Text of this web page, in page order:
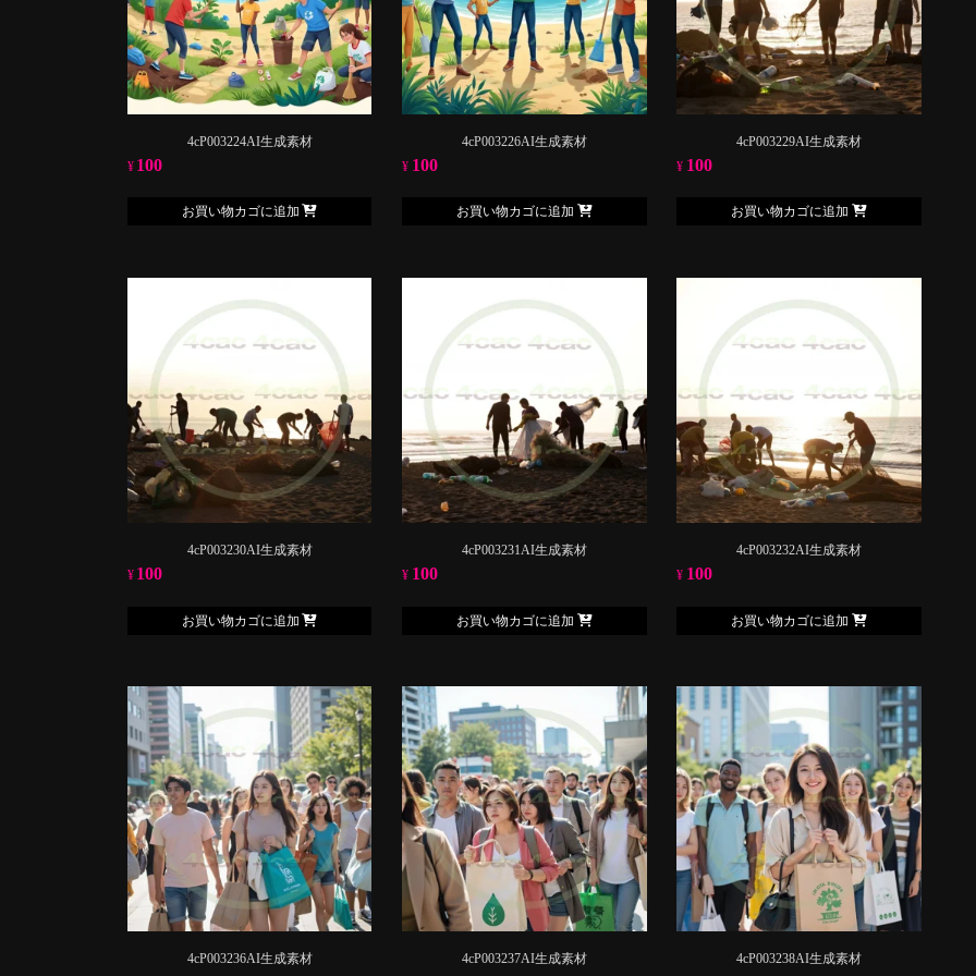
4cP003224AI生成素材
¥ 100
お買い物カゴに追加
4cP003226AI生成素材
¥ 100
お買い物カゴに追加
4cP003229AI生成素材
¥ 100
お買い物カゴに追加
4cP003230AI生成素材
¥ 100
お買い物カゴに追加
4cP003231AI生成素材
¥ 100
お買い物カゴに追加
4cP003232AI生成素材
¥ 100
お買い物カゴに追加
4cP003236AI生成素材 4cP003237AI生成素材 4cP003238AI生成素材